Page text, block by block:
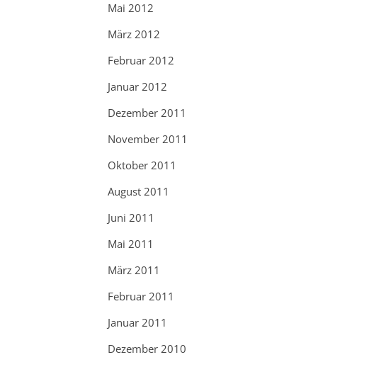
Mai 2012
März 2012
Februar 2012
Januar 2012
Dezember 2011
November 2011
Oktober 2011
August 2011
Juni 2011
Mai 2011
März 2011
Februar 2011
Januar 2011
Dezember 2010